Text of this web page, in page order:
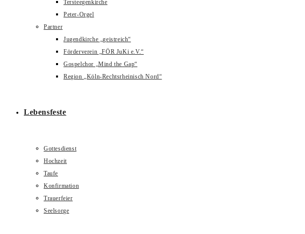
Tersteegenkirche
Peter-Orgel
Partner
Jugendkirche „geistreich“
Förderverein „FÖR JuKi e.V.“
Gospelchor „Mind the Gap“
Region „Köln-Rechtsrheinisch Nord“
Lebensfeste
Gottesdienst
Hochzeit
Taufe
Konfirmation
Trauerfeier
Seelsorge